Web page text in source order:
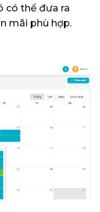
có thể đưa ra
mãi phù hợp.